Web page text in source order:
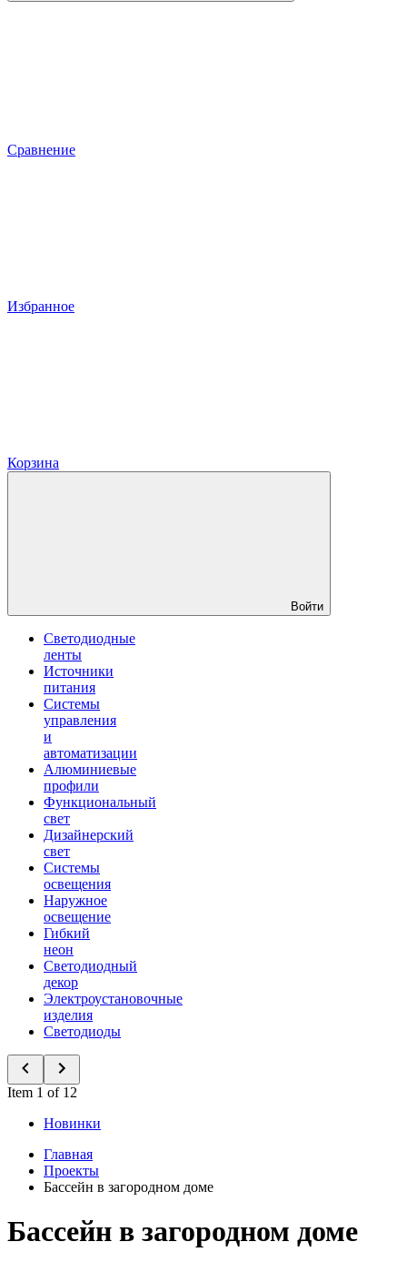
Сравнение
Избранное
Корзина
Войти
Светодиодные
ленты
Источники
питания
Системы
управления
и
автоматизации
Алюминиевые
профили
Функциональный
свет
Дизайнерский
свет
Системы
освещения
Наружное
освещение
Гибкий
неон
Светодиодный
декор
Электроустановочные
изделия
Светодиоды
Item 1 of 12
Новинки
Главная
Проекты
Бассейн в загородном доме
Бассейн в загородном доме